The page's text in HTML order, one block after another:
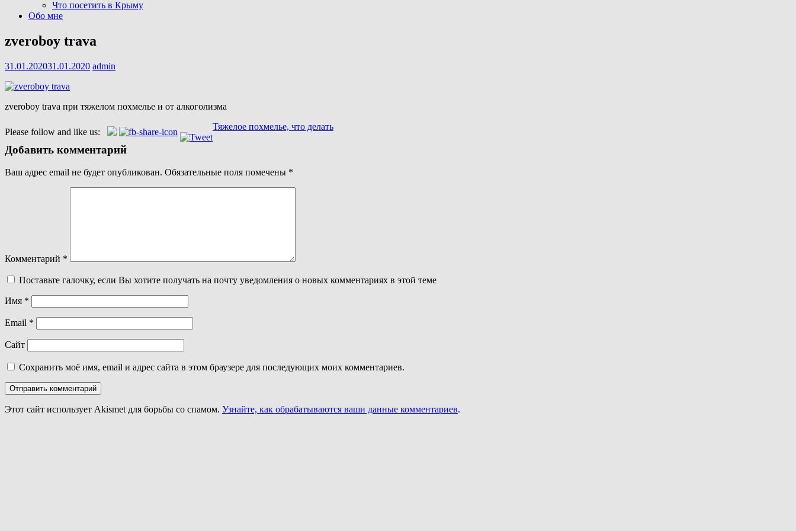
Что посетить в Крыму
Обо мне
zveroboy trava
31.01.202031.01.2020 admin
zveroboy trava при тяжелом похмелье и от алкоголизма
Please follow and like us:
Навигация
по
записям
Тяжелое похмелье, что делать
Добавить комментарий
Ваш адрес email не будет опубликован. Обязательные поля помечены *
Комментарий *
Поставьте галочку, если Вы хотите получать на почту уведомления о новых комментариях в этой теме
Имя *
Email *
Сайт
Сохранить моё имя, email и адрес сайта в этом браузере для последующих моих комментариев.
Этот сайт использует Akismet для борьбы со спамом. Узнайте, как обрабатываются ваши данные комментариев.